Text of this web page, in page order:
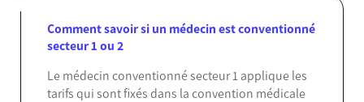
Comment savoir si un médecin est conventionné
secteur 1 ou 2
Le médecin conventionné secteur 1 applique les
tarifs qui sont fixés dans la convention médicale